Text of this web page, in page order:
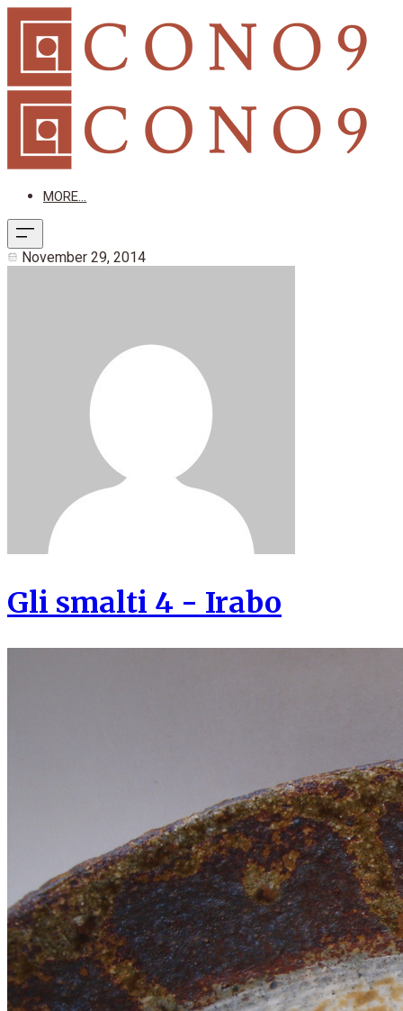
MORE...
November 29, 2014
Gli smalti 4 - Irabo